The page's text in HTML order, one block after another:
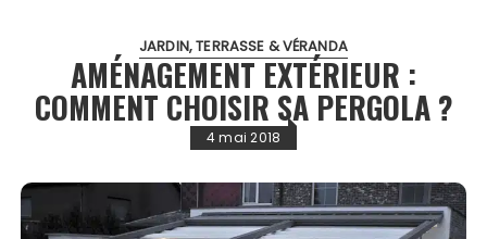
JARDIN, TERRASSE & VÉRANDA
AMÉNAGEMENT EXTÉRIEUR :
COMMENT CHOISIR SA PERGOLA ?
4 mai 2018